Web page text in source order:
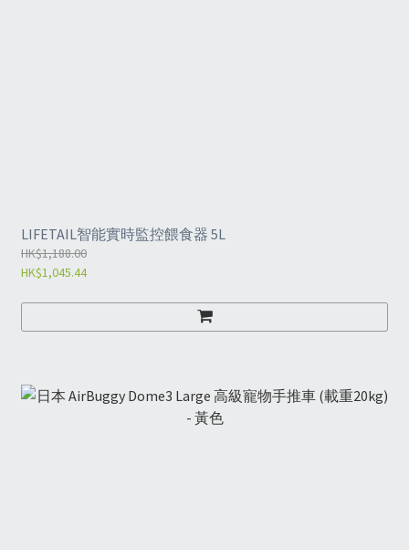
LIFETAIL智能實時監控餵食器 5L
HK$1,188.00
HK$1,045.44